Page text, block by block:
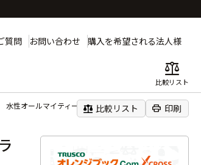
質問 お問い合わせ 購入を希望される法人様
balance
比較リスト
水性オールマイティーネオ １．６Ｌ キャラメル
balance 比較リスト print 印刷